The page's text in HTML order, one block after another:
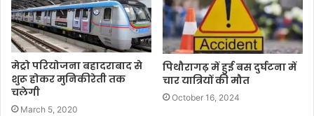
मेट्रो परियोजना बहादराबाद से
शुरू होकर मुनिकीरेती तक
चलेगी
March 5, 2020
पिथौरागढ़ में हुई बस दुर्घटना में
चार यात्रियों की मौत
October 16, 2024